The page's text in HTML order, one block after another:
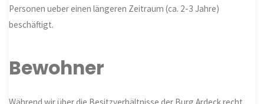
Personen ueber einen längeren Zeitraum (ca. 2-3 Jahre)
beschäftigt.
Bewohner